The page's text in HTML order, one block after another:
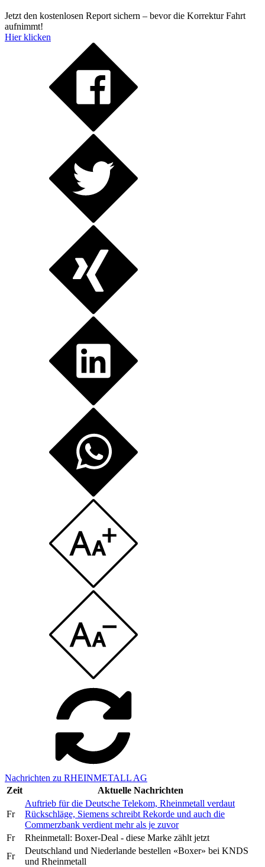
Jetzt den kostenlosen Report sichern – bevor die Korrektur Fahrt
aufnimmt!
Hier klicken
Nachrichten zu RHEINMETALL AG
Zeit
Aktuelle Nachrichten
Fr
Auftrieb für die Deutsche Telekom, Rheinmetall verdaut
Rückschläge, Siemens schreibt Rekorde und auch die
Commerzbank verdient mehr als je zuvor
Fr
Rheinmetall: Boxer-Deal - diese Marke zählt jetzt
Fr
Deutschland und Niederlande bestellen «Boxer» bei KNDS
und Rheinmetall